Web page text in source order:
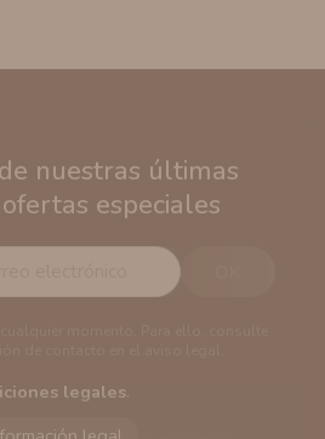
nuestras últimas
especiales
legales.